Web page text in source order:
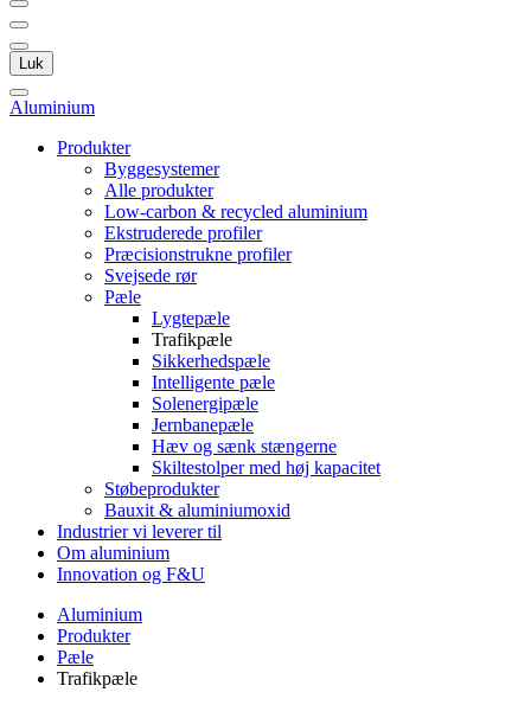
Luk
Aluminium
Produkter
Byggesystemer
Alle produkter
Low-carbon & recycled aluminium
Ekstruderede profiler
Præcisionstrukne profiler
Svejsede rør
Pæle
Lygtepæle
Trafikpæle
Sikkerhedspæle
Intelligente pæle
Solenergipæle
Jernbanepæle
Hæv og sænk stængerne
Skiltestolper med høj kapacitet
Støbeprodukter
Bauxit & aluminiumoxid
Industrier vi leverer til
Om aluminium
Innovation og F&U
Aluminium
Produkter
Pæle
Trafikpæle